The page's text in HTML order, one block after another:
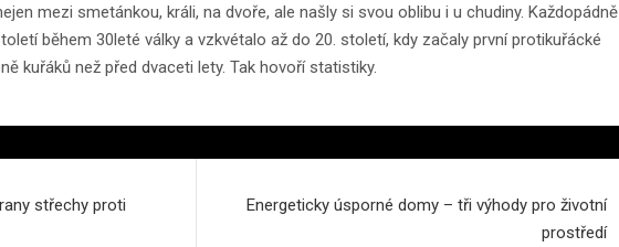
mezi smetánkou, králi, na dvoře, ale našly si svou oblibu i u chudiny. Každopádně
během 30leté války a vzkvétalo až do 20. století, kdy začaly první protikuřácké
kuřáků než před dvaceti lety. Tak hovoří statistiky.
střechy proti
Energeticky úsporné domy – tři výhody pro životní
prostředí